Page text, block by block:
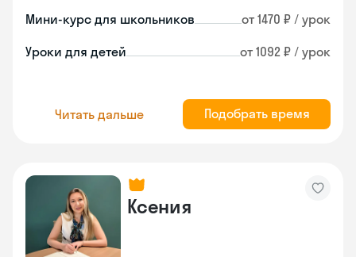
Мини-курс для школьников от 1470 ₽ / урок
Уроки для детей от 1092 ₽ / урок
Читать дальше Подобрать время
Ксения